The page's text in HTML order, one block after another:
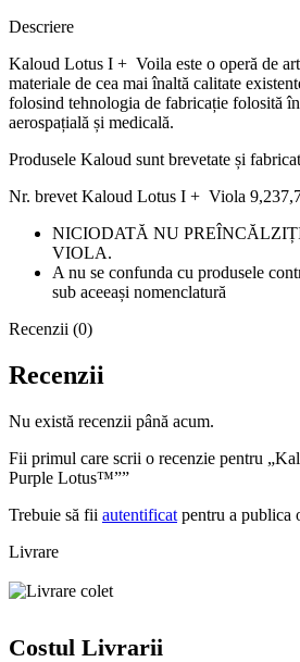
Descriere
Kaloud Lotus I + Voila este o operă de
materiale de cea mai înaltă calitate
folosind tehnologia de fabricație folosită
aerospațială și medicală.
Produsele Kaloud sunt brevetate și
Nr. brevet Kaloud Lotus I + Viola
NICIODATĂ NU
VIOLA.
A nu se confunda cu produsele
sub aceeași nomenclatură
Recenzii (0)
Recenzii
Nu există recenzii până acum.
Fii primul care scrii o recenzie pentru
Purple Lotus™””
Trebuie să fii autentificat pentru a publica
Livrare
Costul Livrarii